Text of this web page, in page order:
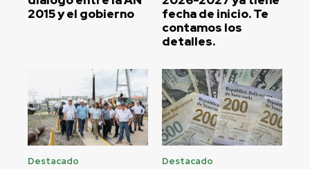
2015 y el gobierno
fecha de inicio. Te
contamos los
detalles.
Destacado Destacado